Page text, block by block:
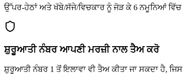
ਉੱਪਰ-ਹੇਠਾਂ ਅਤੇ ਖੱਬੇ/ਸੱਜੇ/ਵਿਚਕਾਰ ਨੂੰ ਜੋੜ ਕੇ 6 ਨਮੂਨਿਆਂ
ਸ਼ੁਰੂਆਤੀ ਨੰਬਰ ਆਪਣੀ ਮਰਜ਼ੀ ਨਾਲ ਤੈਅ ਕਰੋ
ਸ਼ੁਰੂਆਤੀ ਨੰਬਰ 1 ਤੋਂ ਇਲਾਵਾ ਵੀ ਤੈਅ ਕੀਤਾ ਜਾ ਸਕਦਾ ਹੈ,